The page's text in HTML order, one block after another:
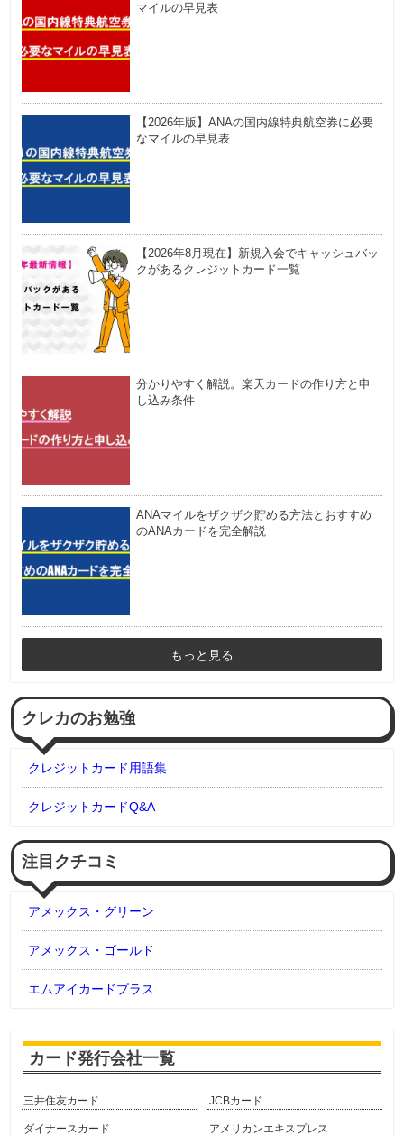
マイルの早見表
【2026年版】ANAの国内線特典航空券に必要
なマイルの早見表
【2026年8月現在】新規入会でキャッシュバッ
クがあるクレジットカード一覧
分かりやすく解説。楽天カードの作り方と申
し込み条件
ANAマイルをザクザク貯める方法とおすすめ
のANAカードを完全解説
もっと見る
クレカのお勉強
クレジットカード用語集
クレジットカードQ&A
注目クチコミ
アメックス・グリーン
アメックス・ゴールド
エムアイカードプラス
カード発行会社一覧
三井住友カード JCBカード
ダイナースカード アメリカンエキスプレス